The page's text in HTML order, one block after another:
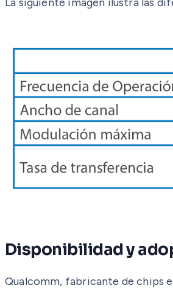
Disponibilidad y
Qualcomm, fabricante de chips